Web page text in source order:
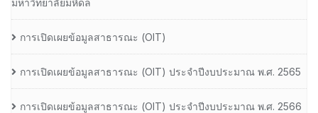
มหาวิทยาลัยมหิดล
การเปิดเผยข้อมูลสาธารณะ (OIT)
การเปิดเผยข้อมูลสาธารณะ (OIT) ประจำปีงบประมาณ พ.ศ. 2565
การเปิดเผยข้อมูลสาธารณะ (OIT) ประจำปีงบประมาณ พ.ศ. 2566